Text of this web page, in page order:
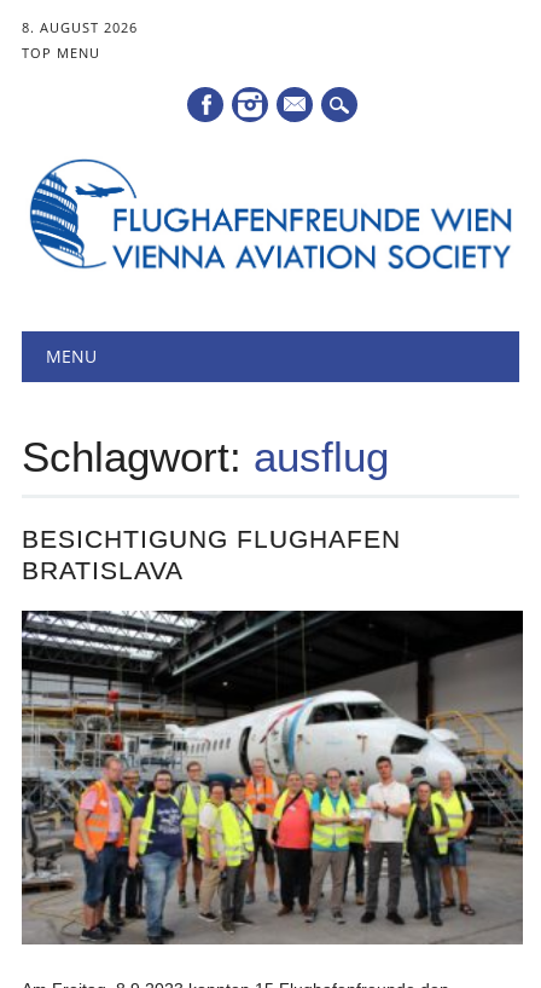
8. AUGUST 2026
TOP MENU
Mail
Hauptmenü
MENU
Schlagwort: ausflug
BESICHTIGUNG FLUGHAFEN
BRATISLAVA